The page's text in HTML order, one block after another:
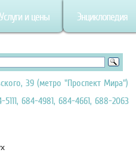
Услуги и цены Энциклопедия
39 (метро "Проспект Мира")
684-4981, 684-4661, 688-2063